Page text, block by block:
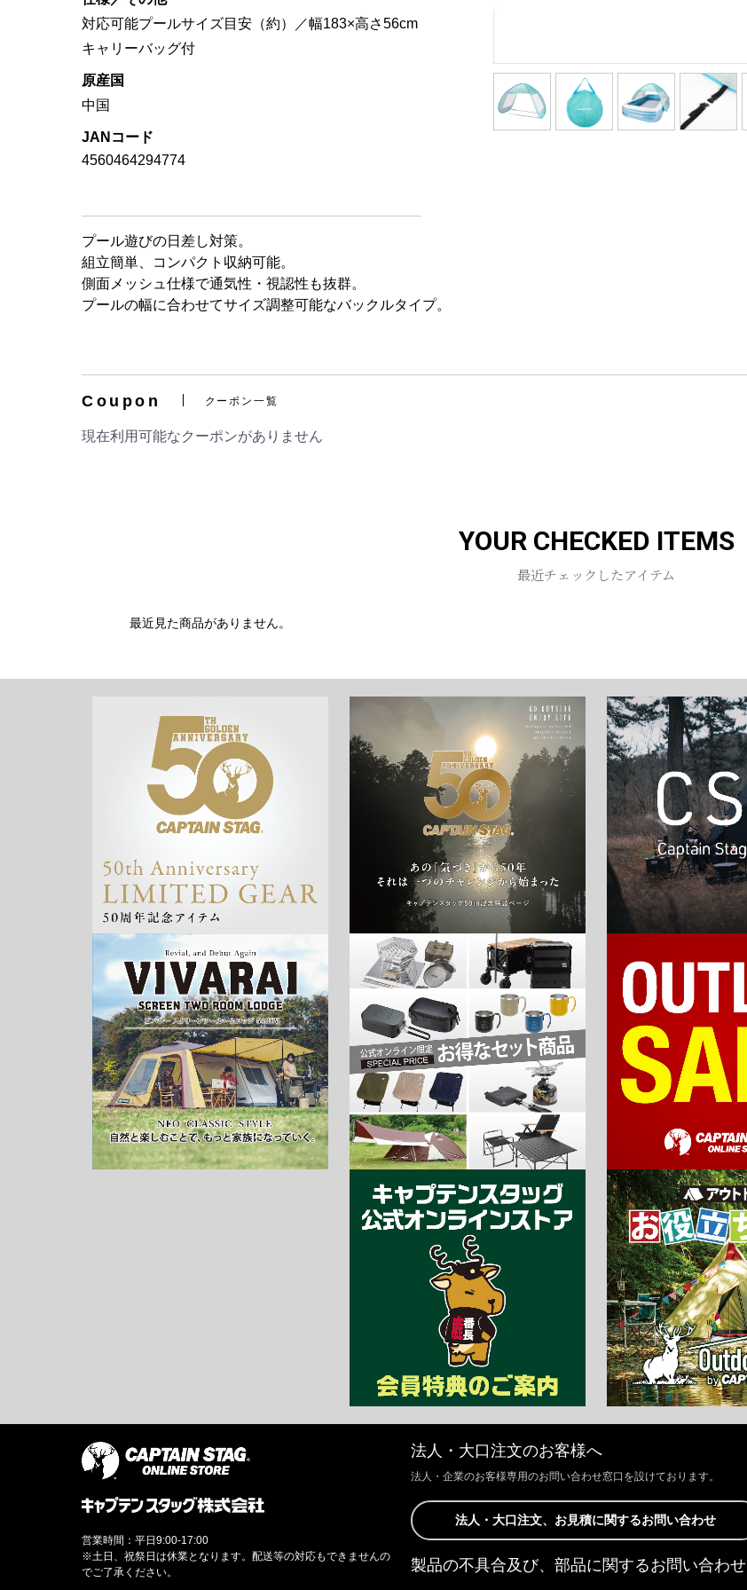
対応可能プールサイズ目安（約）／幅183×高さ56cm
キャリーバッグ付
原産国
中国
JANコード
4560464294774
プール遊びの日差し対策。
組立簡単、コンパクト収納可能。
側面メッシュ仕様で通気性・視認性も抜群。
プールの幅に合わせてサイズ調整可能なバックルタイプ。
Coupon クーポン一覧
現在利用可能なクーポンがありません
YOUR CHECKED ITEMS
最近チェックしたアイテム
最近見た商品がありません。
法人・大口注文のお客様へ
法人・企業のお客様専用のお問い合わせ窓口を設けております。
法人・大口注文、お見積に関するお問い合わせ
製品の不具合及び、部品に関するお問い合わせ
営業時間：平日9:00-17:00
※土日、祝祭日は休業となります。配送等の対応もできませんの
でご了承ください。